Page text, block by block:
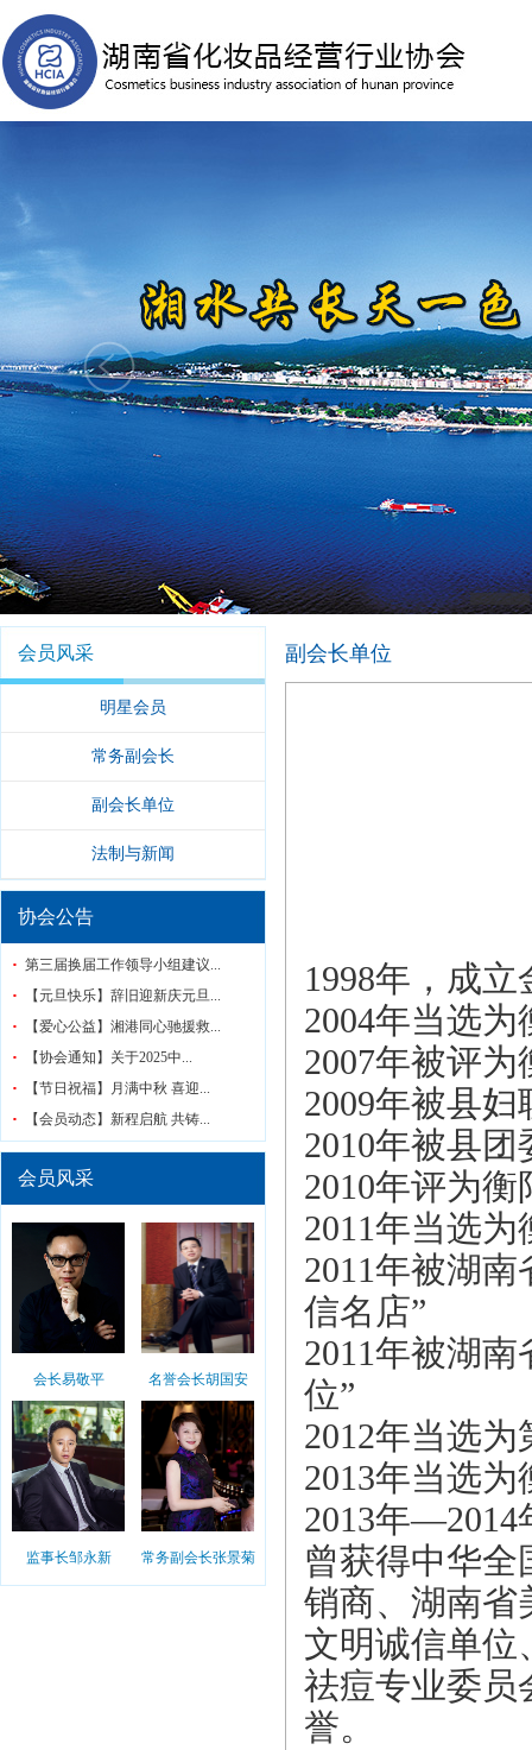
会员风采
明星会员
常务副会长
副会长单位
法制与新闻
协会公告
第三届换届工作领导小组建议...
【元旦快乐】辞旧迎新庆元旦...
【爱心公益】湘港同心驰援救...
【协会通知】关于2025中...
【节日祝福】月满中秋 喜迎...
【会员动态】新程启航 共铸...
会员风采
会长易敬平 名誉会长胡国安
监事长邹永新 常务副会长张景菊
副会长单位
1998年，成
2004年当选
2007年被评
2009年被县
2010年被县
2010年评为
2011年当选
2011年被湖
信名店”
2011年被湖
位”
2012年当选
2013年当选
2013年—2014
曾获得中华全
销商、湖南省
文明诚信单位
祛痘专业委员
誉。